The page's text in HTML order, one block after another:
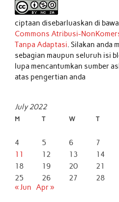
ciptaan disebarluaskan di
Commons Atribusi-
Tanpa Adaptasi. Silakan anda
sebagian maupun seluruh isi
lupa mencantumkan sumber
atas pengertian anda
July 2022
M T W T
4
5 6 7
11
12 13 14
18
19 20 21
25
26 27 28
« Jun Apr »